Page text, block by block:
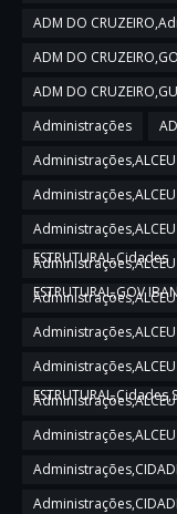
ADM DO
ADM DO
ADM DO
Administrações
Administrações,ALCEU
Administrações,ALCEU
Administrações,ALCEU
ESTRUTURAL,Cidades
Administrações,ALCEU
ESTRUTURAL,GOV
Administrações,ALCEU
Administrações,ALCEU
Administrações,ALCEU
Administrações,ALCEU
Administrações,ALCEU